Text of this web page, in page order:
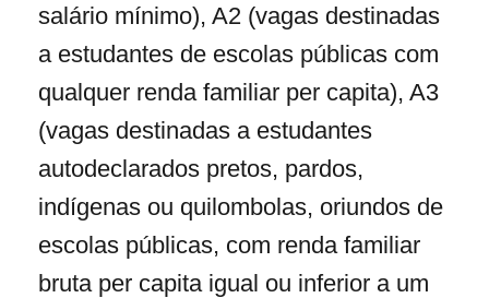
salário mínimo), A2 (vagas destinadas
a estudantes de escolas públicas com
qualquer renda familiar per capita), A3
(vagas destinadas a estudantes
autodeclarados pretos, pardos,
indígenas ou quilombolas, oriundos de
escolas públicas, com renda familiar
bruta per capita igual ou inferior a um